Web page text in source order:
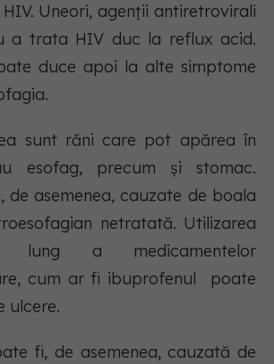
Uneori, agenții antiretrovirali
a trata HIV duc la reflux acid.
duce apoi la alte simptome
sunt răni care pot apărea în
esofag, precum și stomac.
de asemenea, cauzate de boala
netratată. Utilizarea
lung a medicamentelor
cum ar fi ibuprofenul poate
ulcere.
fi, de asemenea, cauzată de